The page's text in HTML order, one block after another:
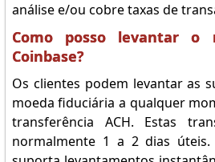
análise e/ou cobre taxas de
Como posso levantar o
Coinbase?
Os clientes podem levantar as
moeda fiduciária a qualquer
transferência ACH. Estas
normalmente 1 a 2 dias úteis.